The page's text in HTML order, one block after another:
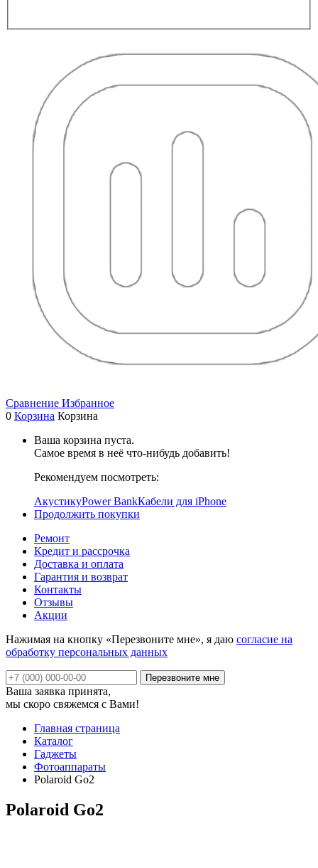
Сравнение Избранное
0 Корзина Корзина
Ваша корзина пуста.
Самое время в неё что-нибудь добавить!
Рекомендуем посмотреть:
АкустикуPower BankКабели для iPhone
Продолжить покупки
Ремонт
Кредит и рассрочка
Доставка и оплата
Гарантия и возврат
Контакты
Отзывы
Акции
Нажимая на кнопку «Перезвоните мне», я даю согласие на
обработку персональных данных
Ваша заявка принята,
мы скоро свяжемся с Вами!
Главная страница
Каталог
Гаджеты
Фотоаппараты
Polaroid Go2
Polaroid Go2